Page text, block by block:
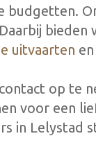
budgetten.
uitvaarten
op te
voor een
in Lelystad